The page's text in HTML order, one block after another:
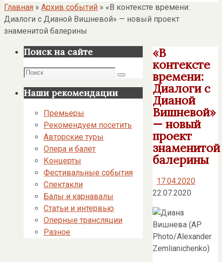
Главная » Архив событий » «В контексте времени:
Диалоги с Дианой Вишневой» — новый проект
знаменитой балерины
«В
контексте
времени:
Диалоги с
Дианой
Вишневой»
— новый
проект
знаменитой
балерины
17.04.2020
22.07.2020
Поиск на сайте
Поиск
Поиск
Наши рекомендации
Премьеры
Рекомендуем посетить
Авторские туры
Опера и балет
Концерты
Фестивальные события
Спектакли
Балы и карнавалы
Статьи и интервью
Оперные трансляции
Разное